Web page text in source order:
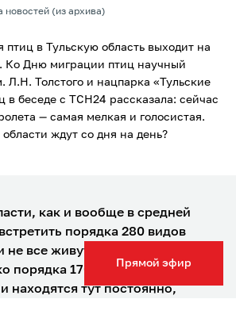
Прямой эфир
новостей (из архива)
в Тульскую область выходит на
Дню миграции птиц научный
Л.Н. Толстого и нацпарка «Тульские
в беседе с ТСН24 рассказала: сейчас
— самая мелкая и голосистая.
ждут со дня на день?
как и вообще в средней
порядка 280 видов
все живут здесь всегда, ведь
порядка 170-180 видов. Часть
находятся тут постоянно,